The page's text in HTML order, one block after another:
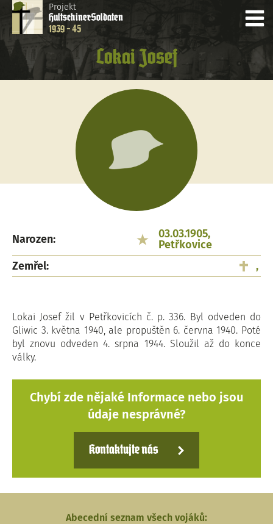
Projekt
HultschinerSoldaten
1939 - 45
Lokai Josef
Narozen:
03.03.1905,
Petřkovice
Zemřel:
,
Lokai Josef žil v Petřkovicích č. p. 336. Byl odveden do
Gliwic 3. května 1940, ale propuštěn 6. června 1940. Poté
byl znovu odveden 4. srpna 1944. Sloužil až do konce
války.
Chybí zde nějaké Informace nebo jsou
údaje nesprávné?
Kontaktujte nás
Abecední seznam všech vojáků: